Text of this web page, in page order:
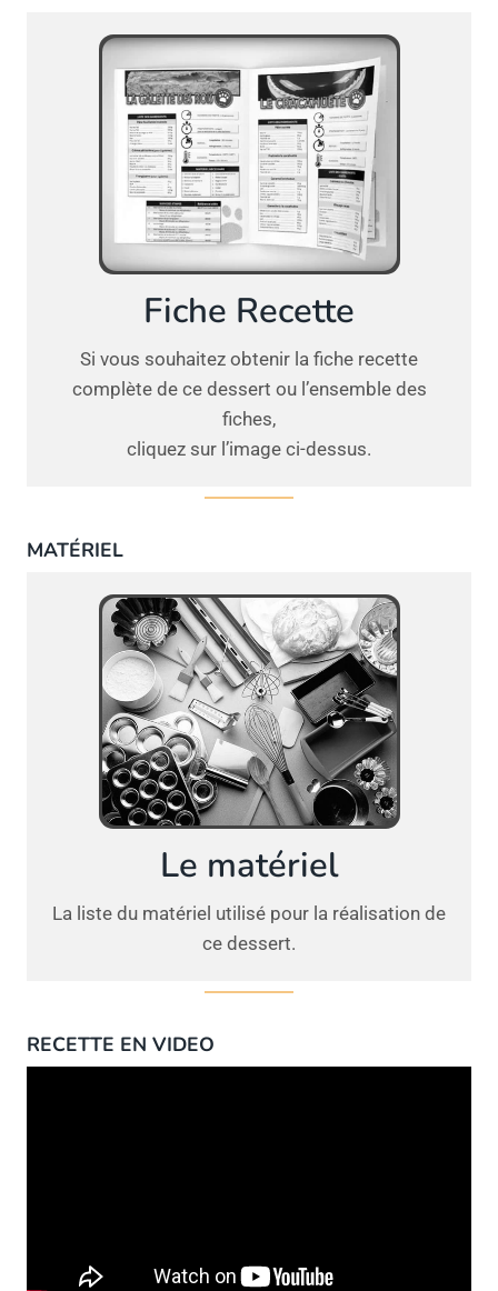
Fiche Recette
Si vous souhaitez obtenir la fiche recette
complète de ce dessert ou l’ensemble des
fiches,
cliquez sur l’image ci-dessus.
MATÉRIEL
Le matériel
La liste du matériel utilisé pour la réalisation de
ce dessert.
RECETTE EN VIDEO